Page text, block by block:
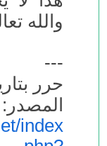
والله
---
حرر بتاريخ:
المصدر:
index